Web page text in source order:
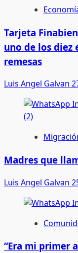
Tarjeta
uno de los diez
remesas
Luis Angel Galvan
Madres que
Luis Angel Galvan
“Era mi primer